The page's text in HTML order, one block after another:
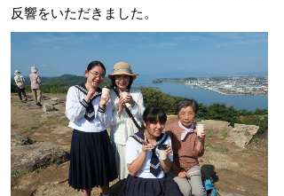
反響をいただきました。